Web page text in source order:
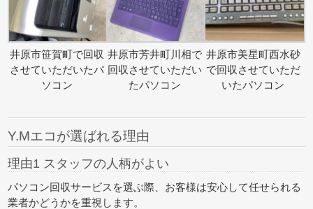
井原市笹賀町で回収
させていただいたパ
ソコン
井原市芳井町川相で
回収させていただい
たパソコン
井原市美星町西水砂
で回収させていただ
いたパソコン
Y.Mエコが選ばれる理由
理由1 スタッフの人柄がよい
パソコン回収サービスを選ぶ際、お客様は安心して任せられる
業者かどうかを重視します。